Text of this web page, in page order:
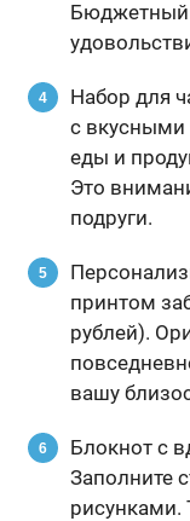
Бюджетный
Набор для
с вкусными
еды и
Это
подруги.
принтом
рублей).
вашу
Блокнот с
Заполните
рисунками.